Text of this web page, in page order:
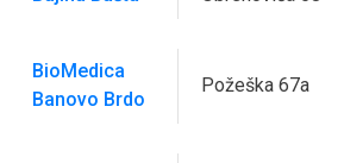
BioMedica
Banovo Brdo
Požeška 67a